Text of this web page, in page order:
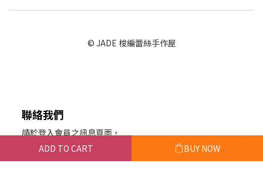
ADD TO CART BUY NOW
© JADE 梭編蕾絲手作屋
聯絡我們
請於登入會員之訊息頁面，
留下您的訊息聯絡我們。